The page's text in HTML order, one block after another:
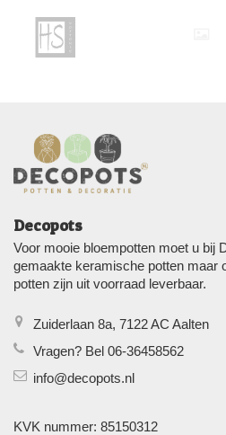
Decopots
Voor mooie bloempotten moet u bij
gemaakte keramische potten maar
potten zijn uit voorraad leverbaar.
Zuiderlaan 8a, 7122 AC Aalten
Vragen? Bel 06-36458562
info@decopots.nl
KVK nummer: 85150312